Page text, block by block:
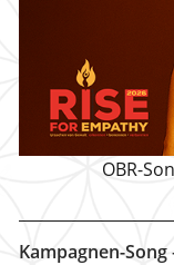
OBR-
Kampagnen-